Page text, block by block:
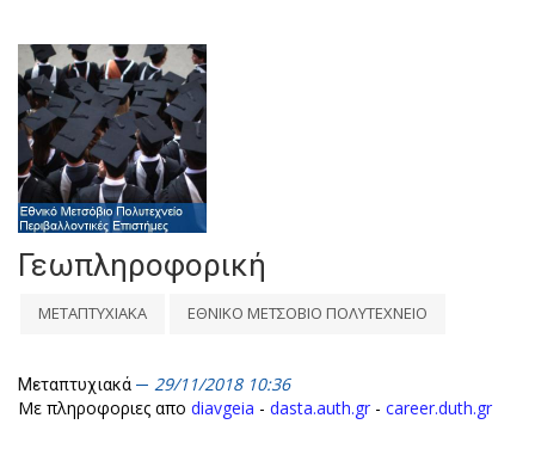
Γεωπληροφορική
ΜΕΤΑΠΤΥΧΙΑΚΑ ΕΘΝΙΚΟ ΜΕΤΣΟΒΙΟ ΠΟΛΥΤΕΧΝΕΙΟ
Μεταπτυχιακά
29/11/2018 10:36
Με πληροφοριες απο diavgeia - dasta.auth.gr - career.duth.gr